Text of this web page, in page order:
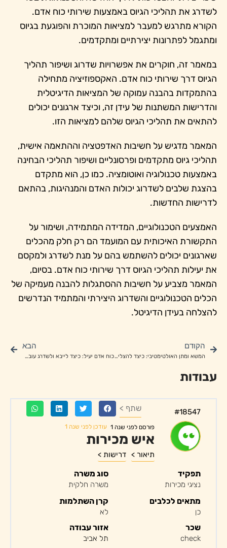
לשדרג את תהליכי הגיוס באמצעות שירותי כוח אדם.
הקורא מתרגש למעבר למציאות המוכרת והפוגעת בגיוס
ומתגמל לפתרונות יצירתיים ומתקדמים.
במאמר זה, חוקרים את אפשרויות שדרוג ושיפור תהליך
הגיוס דרך שירותי כוח אדם. האקספוזיציה מתחילה
בהתמקדות בהבנה עמוקה של המציאות הדיגיטלית
והדרישות המשתנות של עידן זה, וכיצד ארגונים יכולים
להתאים את תהליכי הגיוס שלהם למציאות הזו.
המאמר מדגיש על חשיבות האדפטציה וההתאמה אישית,
תהליכי גיוס מתקדמים ופרסונליים ושיפור תהליכי הבחינה
באמצעות טכנולוגיה ואוטומציה. כמו כן, הוא מתקדם
בהצגת שלבים לשדרוג יכולות האדם והמנהיגות, בהתאם
לדרישות החדשות.
האמצעים הטכנולוגיים, המדידה המתמידה, ושימור על
התקשורת האיכותית עם המועמד הם רק חלק מהכלים
שארגונים יכולים להשתמש בהם על מנת לשדרג ולמקסם
את יעילות תהליכי הגיוס דרך שירותי כוח אדם. בסיום,
המאמר מצביע על חשיבות ההסתגלות להבנה מעמיקה של
הכלים הטכנולוגיים והשדרוג היצירתי והמתמיד הנדרשים
להצלחה בעידן הדיגיטל.
הקודם
המשא ומתן האולטימטיבי: כיצד להצליח בגיוס דרך חברת כוח אדם
הבא
כוח אדם יעיל: כיצד לייבא ולשדרג עובדים דרך חברת כוח אדם
עבודות
#18547 שתף >
פורסם לפני שנה 1 עודכן לפני שנה 1
איש מכירות
תיאור > דרישות >
תפקיד
נציגי מכירות
מתאים לכלבים
כן
סוג משרה
משרה חלקית
קרן השתלמות
לא
שכר
check
אזור עבודה
תל אביב